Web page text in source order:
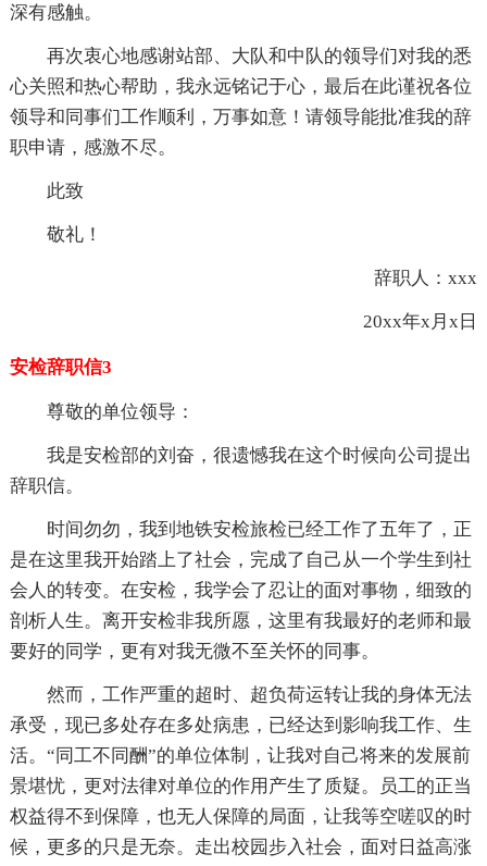
深有感触。
再次衷心地感谢站部、大队和中队的领导们对我的悉
心关照和热心帮助，我永远铭记于心，最后在此谨祝各位
领导和同事们工作顺利，万事如意！请领导能批准我的辞
职申请，感激不尽。
此致
敬礼！
辞职人：xxx
20xx年x月x日
安检辞职信3
尊敬的单位领导：
我是安检部的刘奋，很遗憾我在这个时候向公司提出
辞职信。
时间勿勿，我到地铁安检旅检已经工作了五年了，正
是在这里我开始踏上了社会，完成了自己从一个学生到社
会人的转变。在安检，我学会了忍让的面对事物，细致的
剖析人生。离开安检非我所愿，这里有我最好的老师和最
要好的同学，更有对我无微不至关怀的同事。
然而，工作严重的超时、超负荷运转让我的身体无法
承受，现已多处存在多处病患，已经达到影响我工作、生
活。“同工不同酬”的单位体制，让我对自己将来的发展前
景堪忧，更对法律对单位的作用产生了质疑。员工的正当
权益得不到保障，也无人保障的局面，让我等空嗟叹的时
候，更多的只是无奈。走出校园步入社会，面对日益高涨